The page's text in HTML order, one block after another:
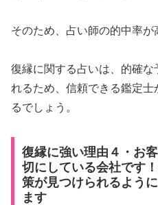
そのため、占い師の的中率が
復縁に関する占いは、的確
れるため、信頼できる鑑定
るでしょう。
復縁に強い理由４・お
切にしている会社です
策が見つけられるよう
ます